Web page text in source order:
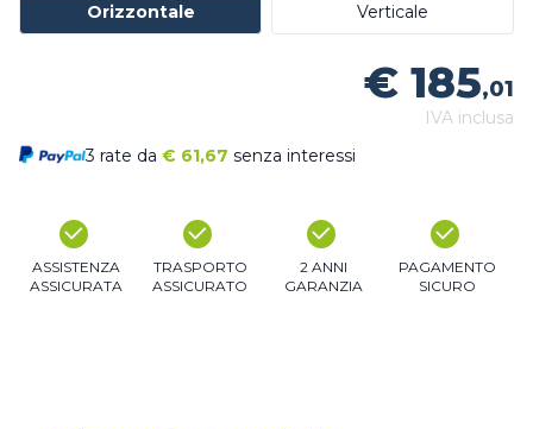
Orizzontale Verticale
€ 185,01
IVA inclusa
3 rate da € 61,67 senza interessi
ASSISTENZA
ASSICURATA
TRASPORTO
ASSICURATO
2 ANNI
GARANZIA
PAGAMENTO
SICURO